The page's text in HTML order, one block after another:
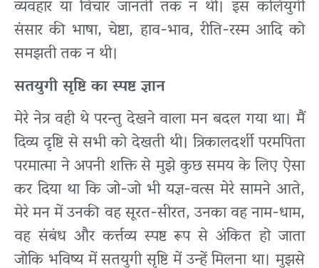
व्यवहार या विचार जानती तक न थी। इस कलियुगी
संसार की भाषा, चेष्टा, हाव-भाव, रीति-रस्म आदि को
समझती तक न थी।
सतयुगी सृष्टि का स्पष्ट ज्ञान
मेरे नेत्र वही थे परन्तु देखने वाला मन बदल गया था। मैं
दिव्य दृष्टि से सभी को देखती थी। त्रिकालदर्शी परमपिता
परमात्मा ने अपनी शक्ति से मुझे कुछ समय के लिए ऐसा
कर दिया था कि जो-जो भी यज्ञ-वत्स मेरे सामने आते,
मेरे मन में उनकी वह सूरत-सीरत, उनका वह नाम-धाम,
वह संबंध और कर्त्तव्य स्पष्ट रूप से अंकित हो जाता
जोकि भविष्य में सतयुगी सृष्टि में उन्हें मिलना था। मुझसे